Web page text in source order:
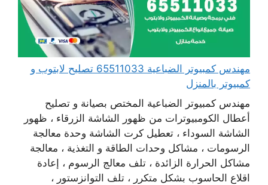
مهندس كمبيوتر الضباعية 65511033 تصليح لابتوب و
كمبيوتر بالمنزل
مهندس كمبيوتر الضباعية المختص بصيانة و تصليح
أعطال الكومبيوترات من ظهور الشاشة الزرقاء ، ظهور
الشاشة السوداء ، تعطيل كرت الشاشة وحدة معالجة
الرسومات ، مشاكل وحدات الطاقة و التغذية ، معالجة
مشاكل الحرارة الزائدة ، تلف معالج الرسوم ، إعادة
اقلاع الحاسوب بشكل متكرر ، تلف التوانزستور ،